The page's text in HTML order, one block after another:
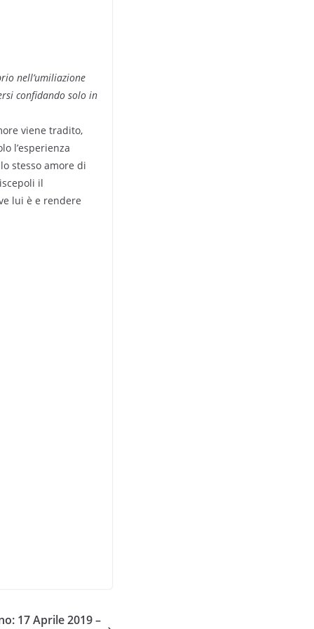
nell’umiliazione
confidando solo in
viene tradito,
l’esperienza
stesso amore di
il
lui è e rendere
17 Aprile 2019 –